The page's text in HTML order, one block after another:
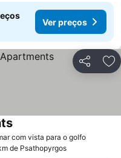
Ver preços
Partilhar
com vista para o golfoVer
Ver preços
de Psathopyrgos